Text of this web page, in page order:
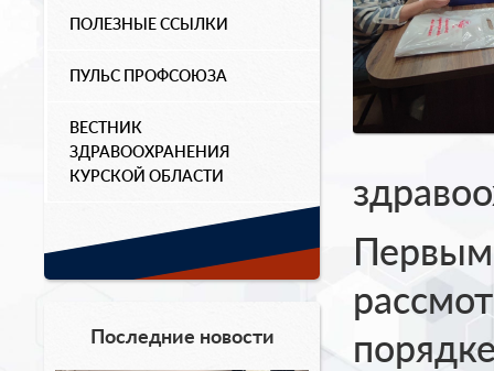
ПОЛЕЗНЫЕ ССЫЛКИ
ПУЛЬС ПРОФСОЮЗА
ВЕСТНИК
ЗДРАВООХРАНЕНИЯ
КУРСКОЙ ОБЛАСТИ
Последние новости
Первым